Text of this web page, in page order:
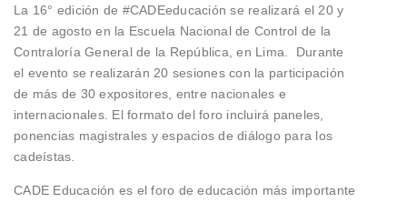
La 16° edición de #CADEeducación se realizará el 20 y
21 de agosto en la Escuela Nacional de Control de la
Contraloría General de la República, en Lima. Durante
el evento se realizarán 20 sesiones con la participación
de más de 30 expositores, entre nacionales e
internacionales. El formato del foro incluirá paneles,
ponencias magistrales y espacios de diálogo para los
cadeístas.
CADE Educación es el foro de educación más importante